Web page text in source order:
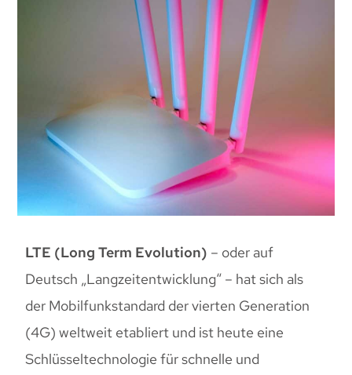
LTE (Long Term Evolution) – oder auf
Deutsch „Langzeitentwicklung“ – hat sich als
der Mobilfunkstandard der vierten Generation
(4G) weltweit etabliert und ist heute eine
Schlüsseltechnologie für schnelle und